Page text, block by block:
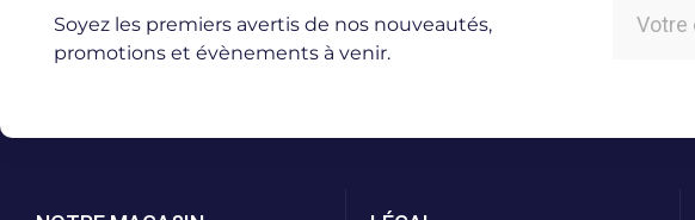
Soyez les premiers avertis de nos nouveautés,
promotions et évènements à venir.